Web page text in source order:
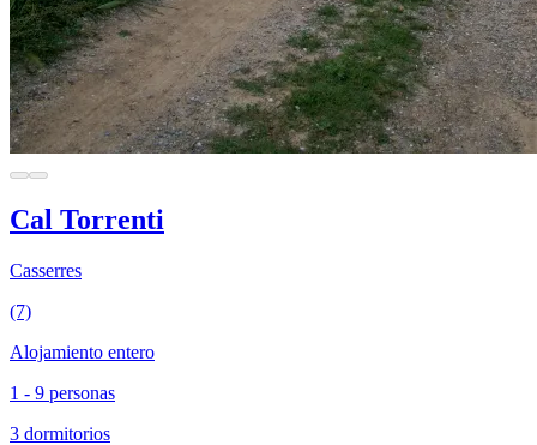
Cal Torrenti
Casserres
(7)
Alojamiento entero
1 - 9 personas
3 dormitorios